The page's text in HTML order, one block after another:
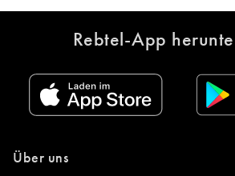
Rebtel-App
Über uns